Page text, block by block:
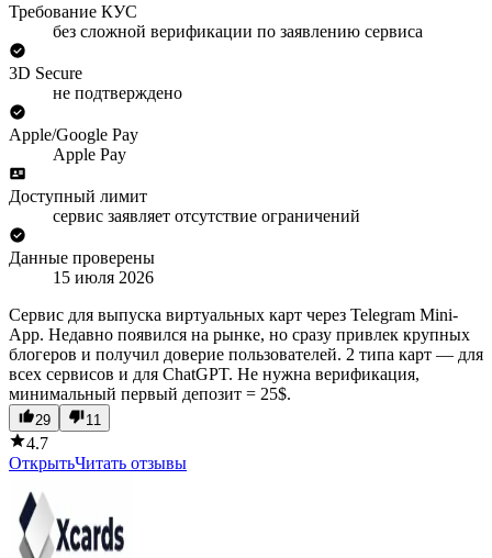
Требование КУС
без сложной верификации по заявлению сервиса
3D Secure
не подтверждено
Apple/Google Pay
Apple Pay
Доступный лимит
сервис заявляет отсутствие ограничений
Данные проверены
15 июля 2026
Сервис для выпуска виртуальных карт через Telegram Mini-
App. Недавно появился на рынке, но сразу привлек крупных
блогеров и получил доверие пользователей. 2 типа карт — для
всех сервисов и для ChatGPT. Не нужна верификация,
минимальный первый депозит = 25$.
29 11
4.7
ОткрытьЧитать отзывы